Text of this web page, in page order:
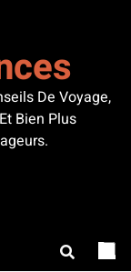
De Voyage,
Bien Plus